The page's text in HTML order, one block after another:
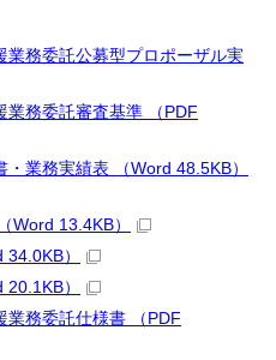
業務委託公募型プロポーザル実
業務委託審査基準 （PDF
・業務実績表 （Word 48.5KB）
Word 13.4KB）
）
）
業務委託仕様書 （PDF